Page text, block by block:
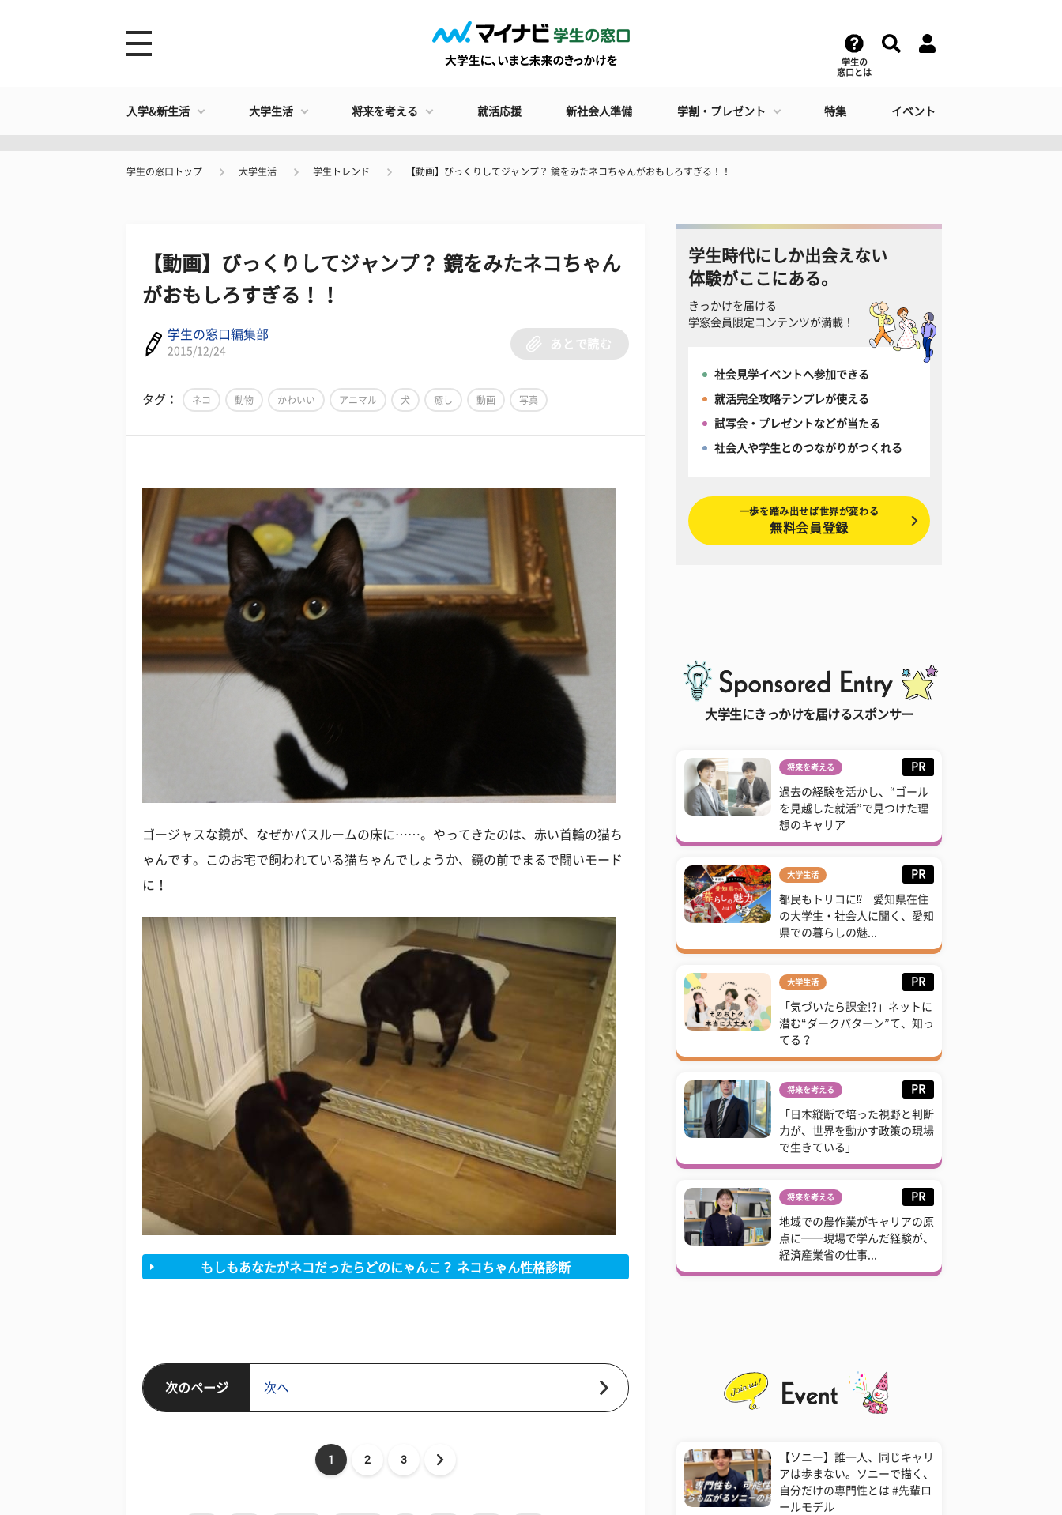
学生の
窓口とは
入学&新生活 大学生活 将来を考える 就活応援 新社会人準備 学割・プレゼント 特集 イベント
学生の窓口トップ 大学生活 学生トレンド 【動画】びっくりしてジャンプ？ 鏡をみたネコちゃんがおもしろすぎる！！
【動画】びっくりしてジャンプ？ 鏡をみたネコちゃん
がおもしろすぎる！！
学生の窓口編集部
2015/12/24
あとで読む
タグ： ネコ 動物 かわいい アニマル 犬 癒し 動画 写真
ゴージャスな鏡が、なぜかバスルームの床に……。やってきたのは、赤い首輪の猫ち
ゃんです。このお宅で飼われている猫ちゃんでしょうか、鏡の前でまるで闘いモード
に！
もしもあなたがネコだったらどのにゃんこ？ ネコちゃん性格診断
次のページ 次へ
1 2 3
学生時代にしか出会えない
体験がここにある。
きっかけを届ける
学窓会員限定コンテンツが満載！
社会見学イベントへ参加できる
就活完全攻略テンプレが使える
試写会・プレゼントなどが当たる
社会人や学生とのつながりがつくれる
一歩を踏み出せば世界が変わる
無料会員登録
大学生にきっかけを届けるスポンサー
将来を考える PR
過去の経験を活かし、“ゴール
を見越した就活”で見つけた理
想のキャリア
大学生活 PR
都民もトリコに⁉ 愛知県在住
の大学生・社会人に聞く、愛知
県での暮らしの魅...
大学生活 PR
「気づいたら課金!?」ネットに
潜む“ダークパターン”て、知っ
てる？
将来を考える PR
「日本縦断で培った視野と判断
力が、世界を動かす政策の現場
で生きている」
将来を考える PR
地域での農作業がキャリアの原
点に──現場で学んだ経験が、
経済産業省の仕事...
【ソニー】誰一人、同じキャリ
アは歩まない。ソニーで描く、
自分だけの専門性とは #先輩ロ
ールモデル